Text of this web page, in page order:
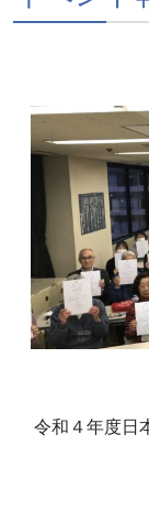
令和４年度日
受講